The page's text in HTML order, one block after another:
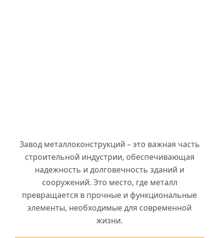
Завод металлоконструкций – это важная часть
строительной индустрии, обеспечивающая
надежность и долговечность зданий и
сооружений. Это место, где металл
превращается в прочные и функциональные
элементы, необходимые для современной
жизни.